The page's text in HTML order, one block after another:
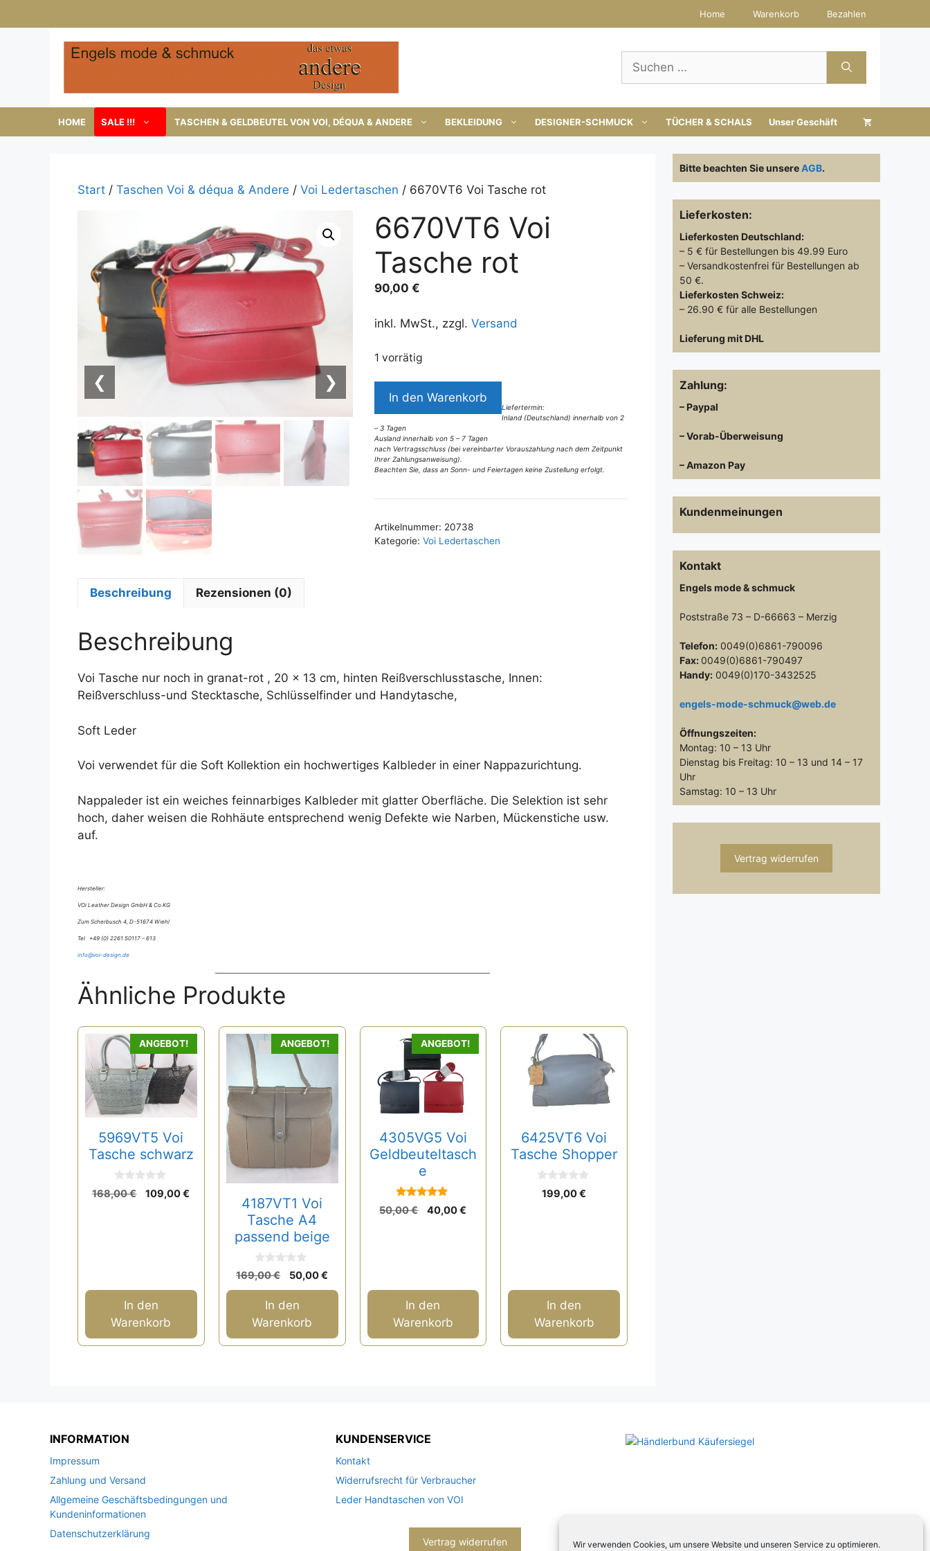
Wir verwenden Cookies, um unsere Website und unseren Service zu optimieren.
Inhalt
Home Warenkorb Bezahlen
Suchen
nach:
HOME SALE !!! TASCHEN & GELDBEUTEL VON VOI, DÉQUA & ANDERE BEKLEIDUNG DESIGNER-SCHMUCK TÜCHER & SCHALS Unser Geschäft
Start / Taschen Voi & déqua & Andere / Voi Ledertaschen / 6670VT6 Voi Tasche rot
❮ ❯
6670VT6 Voi
Tasche rot
90,00€
inkl. MwSt., zzgl.Versand
1 vorrätig
6670VT6
Tasche
rot
Menge
In den Warenkorb
Liefertermin:
Inland (Deutschland) innerhalb von 2
– 3 Tagen
Ausland innerhalb von 5 – 7 Tagen
nach Vertragsschluss (bei vereinbarter Vorauszahlung nach dem Zeitpunkt
Ihrer Zahlungsanweisung).
Beachten Sie, dass an Sonn- und Feiertagen keine Zustellung erfolgt.
l
e
:
Artikelnummer: 20738
Kategorie:Voi Ledertaschen
Beschreibung Rezensionen (0)
Beschreibung
Voi Tasche nur noch in granat-rot , 20 x 13 cm, hinten Reißverschlusstasche, Innen:
Reißverschluss-und Stecktasche, Schlüsselfinder und Handytasche,
Soft Leder
Voi verwendet für die Soft Kollektion ein hochwertiges Kalbleder in einer Nappazurichtung.
Nappaleder ist ein weiches feinnarbiges Kalbleder mit glatter Oberfläche. Die Selektion ist sehr
hoch, daher weisen die Rohhäute entsprechend wenig Defekte wie Narben, Mückenstiche usw.
auf.
Hersteller:
VOi Leather Design GmbH & Co.KG
Zum Scherbusch 4, D-51674 Wiehl
Tel +49 (0) 2261 50117 – 613
info@voi-design.de
Ähnliche Produkte
ANGEBOT!
5969VT5 Voi
Tasche schwarz
0
v
168,00€
Ursprünglicher
109,00€
109,00 €.
In den
Warenkorb
ANGEBOT!
4187VT1 Voi
Tasche A4
passend beige
0
v
o
169,00€
Ursprünglicher
Preis
war:
169,00 €
50,00€
Preis
In den
Warenkorb
ANGEBOT!
4305VG5 Voi
Geldbeuteltasch
e
von 5
50,00€
Ursprünglicher
40,00€
In den
Warenkorb
6425VT6 Voi
Tasche Shopper
0199,00€
In den
Warenkorb
Bitte beachten Sie unsereAGB.
Lieferkosten:
Lieferkosten Deutschland:
– 5 € für Bestellungen bis 49.99 Euro
– Versandkostenfrei für Bestellungen ab
50 €.
Lieferkosten Schweiz:
– 26.90 € für alle Bestellungen
Lieferung mit DHL
Zahlung:
– Paypal
– Vorab-Überweisung
– Amazon Pay
Kundenmeinungen
Kontakt
Engels mode & schmuck
Poststraße 73 – D-66663 – Merzig
Telefon: 0049(0)6861-790096
Fax: 0049(0)6861-790497
Handy: 0049(0)170-3432525
engels-mode-schmuck@web.de
Öffnungszeiten:
Montag: 10 – 13 Uhr
Dienstag bis Freitag: 10 – 13 und 14 – 17
Uhr
Samstag: 10 – 13 Uhr
Vertrag widerrufen
INFORMATION
Impressum
Zahlung und Versand
Allgemeine Geschäftsbedingungen und
Kundeninformationen
Datenschutzerklärung
KUNDENSERVICE
Kontakt
Widerrufsrecht für Verbraucher
Leder Handtaschen von VOI
Vertrag widerrufen